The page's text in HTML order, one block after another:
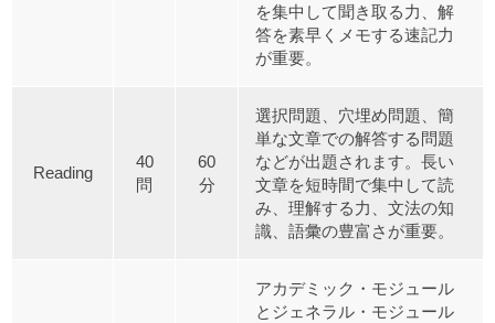
を集中して聞き取る力、解
答を素早くメモする速記力
が重要。
Reading
40
問
60
分
選択問題、穴埋め問題、簡
単な文章での解答する問題
などが出題されます。長い
文章を短時間で集中して読
み、理解する力、文法の知
識、語彙の豊富さが重要。
アカデミック・モジュール
とジェネラル・モジュール